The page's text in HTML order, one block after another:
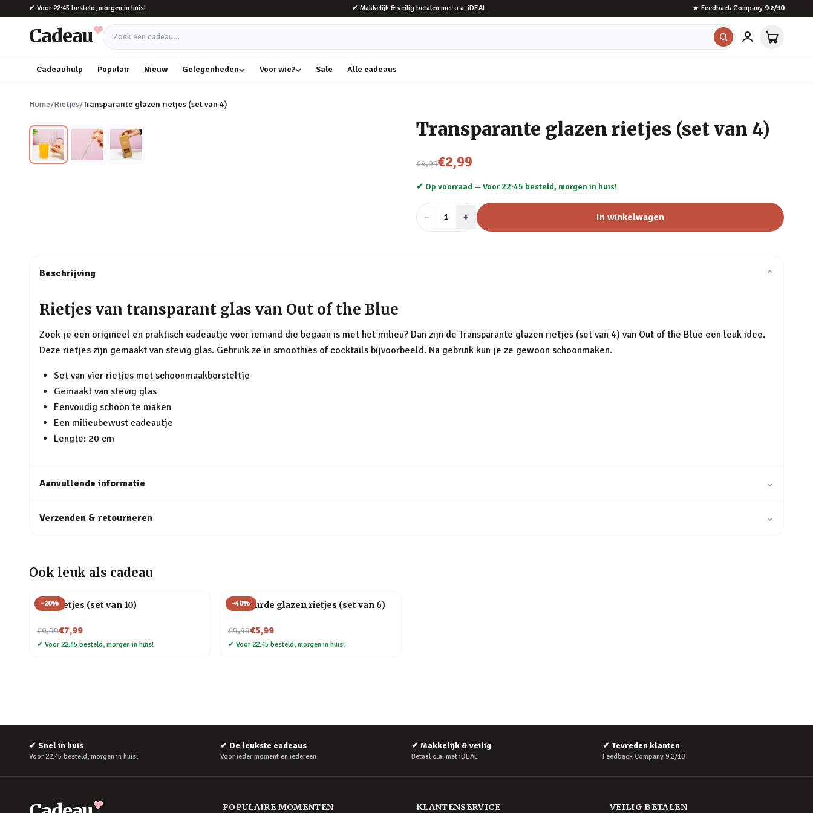
Naar hoofdinhoud
✔ Voor 22:45 besteld, morgen in huis! ✔ Makkelijk & veilig betalen met o.a. iDEAL ★ Feedback Company 9.2/10
Cadeau Zoek een cadeau
Cadeauhulp Populair Nieuw Gelegenheden Voor wie? Sale Alle cadeaus
Home/Rietjes/Transparante glazen rietjes (set van 4)
Transparante glazen rietjes (set van 4)
€4,99
Nu voor
€2,99
✔ Op voorraad —Voor 22:45 besteld, morgen in huis!
− Aantal
1 + In winkelwagen
Beschrijving ⌄
Rietjes van transparant glas van Out of the Blue
Zoek je een origineel en praktisch cadeautje voor iemand die begaan is met het milieu? Dan zijn de Transparante glazen rietjes (set van 4) van Out of the Blue een leuk idee.
Deze rietjes zijn gemaakt van stevig glas. Gebruik ze in smoothies of cocktails bijvoorbeeld. Na gebruik kun je ze gewoon schoonmaken.
Set van vier rietjes met schoonmaakborsteltje
Gemaakt van stevig glas
Eenvoudig schoon te maken
Een milieubewust cadeautje
Lengte: 20 cm
Aanvullende informatie ⌄
Verzenden & retourneren ⌄
Ook leuk als cadeau
-20%
RVS rietjes (set van 10)
€9,99
Nu voor€7,99
✔ Voor 22:45 besteld, morgen in huis!
-40%
Gekleurde glazen rietjes (set van 6)
€9,99
Nu voor€5,99
✔ Voor 22:45 besteld, morgen in huis!
✔ Snel in huis
Voor 22:45 besteld, morgen in huis!
✔ De leukste cadeaus
Voor ieder moment en iedereen
✔ Makkelijk & veilig
Betaal o.a. met iDEAL
✔ Tevreden klanten
Feedback Company 9.2/10
POPULAIRE MOMENTEN KLANTENSERVICE VEILIG BETALEN